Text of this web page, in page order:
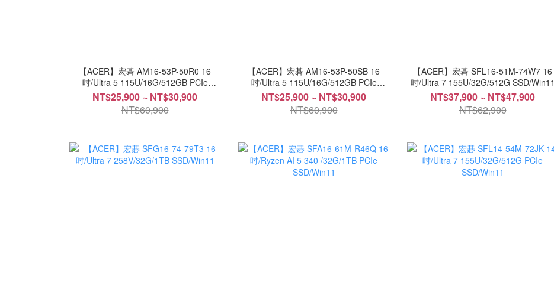
【ACER】宏碁 AM16-53P-50R0 16
吋/Ultra 5 115U/16G/512GB PCIe
SSD/Win11
NT$25,900 ~ NT$30,900
NT$60,900
【ACER】宏碁 AM16-53P-50SB 16
吋/Ultra 5 115U/16G/512GB PCIe
SSD/Win11
NT$25,900 ~ NT$30,900
NT$60,900
【ACER】宏碁 SFL16-51M-74W7 16
吋/Ultra 7 155U/32G/512G SSD/Win11
NT$37,900 ~ NT$47,900
NT$62,900